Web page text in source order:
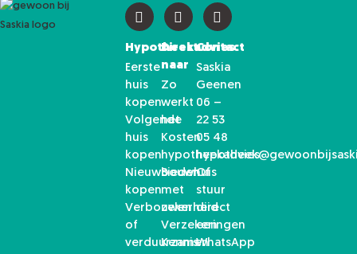
Hypotheekadvies
Eerste
huis
kopen
Volgende
huis
kopen
Nieuwbouwhuis
kopen
Verbouwen
of
verduurzamen
Direct
naar
Zo
werkt
het
Kosten
hypotheekadvies
Bieden
met
zekerheid
Verzekeringen
Kennis
Contact
Saskia
Geenen
06 –
22 53
05 48
Of
stuur
direct
een
WhatsApp